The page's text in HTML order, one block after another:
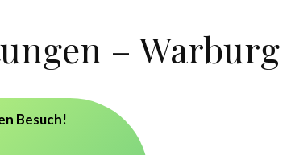
– Warburg
Besuch!